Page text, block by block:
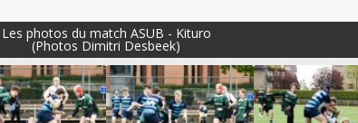
Les photos du match ASUB - Kituro
(Photos Dimitri Desbeek)